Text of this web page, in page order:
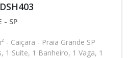
- SP
- Caiçara - Praia Grande SP
Suíte, 1 Banheiro, 1 Vaga, 1